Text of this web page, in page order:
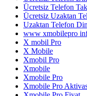
Ücretsiz Telefon
Ücretsiz Uzaktan
Uzaktan Telefon
www xmobilepro
X mobil Pro
X Mobile
Xmobil Pro
Xmobile
Xmobile Pro
Xmobile Pro